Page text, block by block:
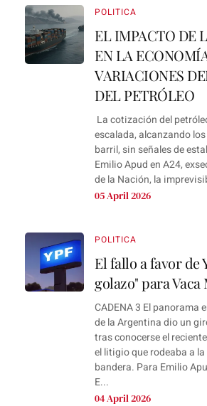
POLITICA
EL IMPACTO DE
EN LA
VARIACIONES
DEL PETRÓLEO
La cotización del
escalada, alcanzando
barril, sin señales de
Emilio Apud en A24,
de la Nación, la
05 April 2026
POLITICA
El fallo a favor de
golazo" para Vaca
CADENA 3 El panorama
de la Argentina dio un
tras conocerse el
el litigio que rodeaba a
bandera. Para Emilio
E...
04 April 2026